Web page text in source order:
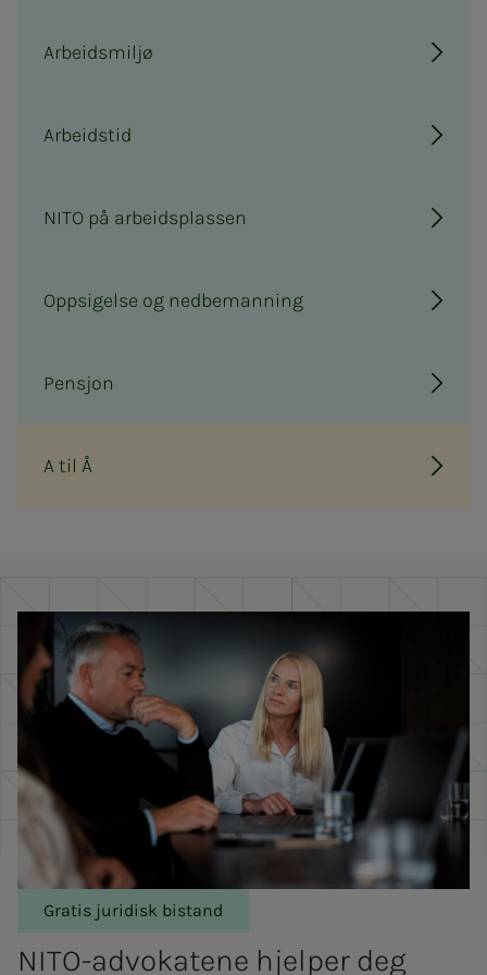
Arbeidsmiljø
Arbeidstid
NITO på arbeidsplassen
Oppsigelse og nedbemanning
Pensjon
A til Å
Gratis juridisk bistand
NITO-ad­vo­ka­­te­­ne hjelper deg